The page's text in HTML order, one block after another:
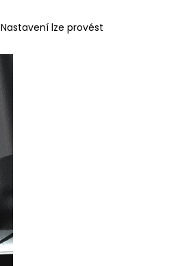
lze provést